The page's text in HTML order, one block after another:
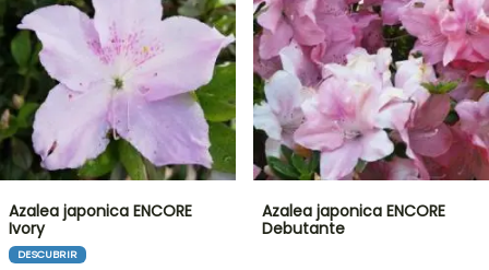
Azalea japonica ENCORE
Ivory
DESCUBRIR
Azalea japonica ENCORE
Debutante